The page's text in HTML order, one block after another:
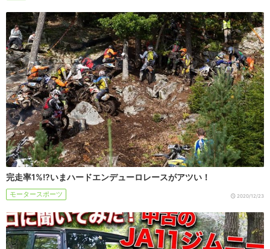
完走率1%!?いまハードエンデューロレースがアツい！
モータースポーツ 2020/12/23